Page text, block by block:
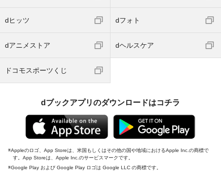
dヒッツ dフォト
dアニメストア dヘルスケア
ドコモスポーツくじ
dブックアプリのダウンロードはコチラ
Appleのロゴ、App Storeは、米国もしくはその他の国や地域におけるApple Inc.の商標で
す。App Storeは、Apple Inc.のサービスマークです。
Google Play および Google Play ロゴは Google LLC の商標です。